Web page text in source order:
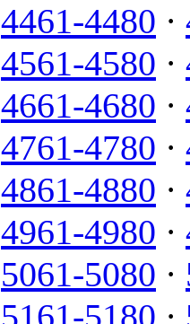
4461-4480 ·
4561-4580 ·
4661-4680 ·
4761-4780 ·
4861-4880 ·
4961-4980 ·
5061-5080 ·